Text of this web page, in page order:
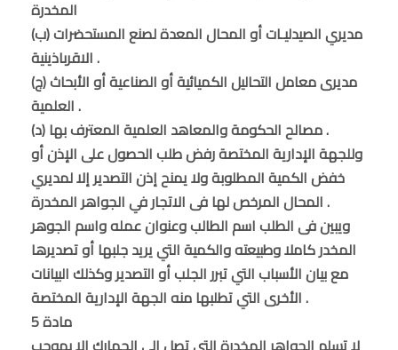
المخدرة
(ب) مديري الصيدليـات أو المحال المعدة لصنع المستحضرات
الاقرباذينية .
(ج) مديرى معامل التحاليل الكميائية أو الصناعية أو الأبحاث
العلمية .
(د) مصالح الحكومة والمعاهد العلمية المعترف بها .
وللجهة الإدارية المختصة رفض طلب الحصول على الإذن أو
خفض الكمية المطلوبة ولا يمنح إذن التصدير إلا لمديري
المحال المرخص لها فى الاتجار في الجواهر المخدرة .
ويبين فى الطلب اسم الطالب وعنوان عمله واسم الجوهر
المخدر كاملا وطبيعته والكمية التي يريد جلبها أو تصديرها
مع بيان الأسباب التي تبرر الجلب أو التصدير وكذلك البيانات
الأخرى التي تطلبها منه الجهة الإدارية المختصة .
مادة 5